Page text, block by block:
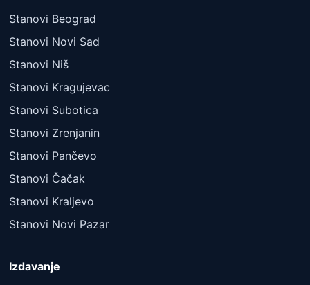
Stanovi Beograd
Stanovi Novi Sad
Stanovi Niš
Stanovi Kragujevac
Stanovi Subotica
Stanovi Zrenjanin
Stanovi Pančevo
Stanovi Čačak
Stanovi Kraljevo
Stanovi Novi Pazar
Izdavanje